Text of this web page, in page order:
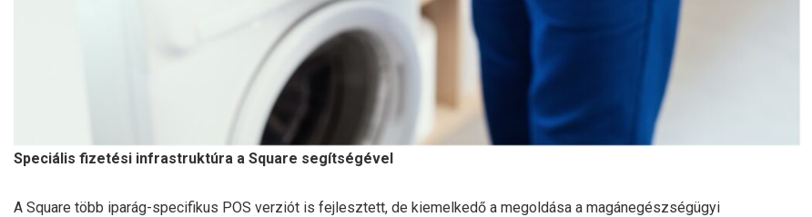
Speciális fizetési infrastruktúra a Square segítségével
A Square több iparág-specifikus POS verziót is fejlesztett, de kiemelkedő a megoldása a magánegészségügyi